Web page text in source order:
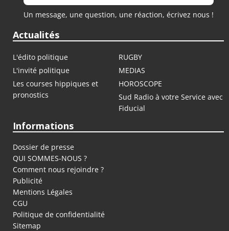
Un message, une question, une réaction, écrivez nous !
Actualités
L'édito politique
RUGBY
L'invité politique
MEDIAS
Les courses hippiques et
pronostics
HOROSCOPE
Sud Radio à votre Service avec
Fiducial
Informations
Dossier de presse
QUI SOMMES-NOUS ?
Comment nous rejoindre ?
Publicité
Mentions Légales
CGU
Politique de confidentialité
Sitemap